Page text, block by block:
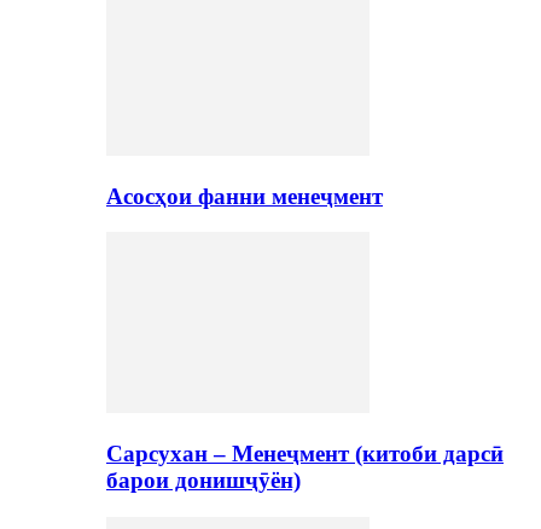
Асосҳои фанни менеҷмент
Сарсухан – Менеҷмент (китоби дарсӣ
барои донишҷӯён)